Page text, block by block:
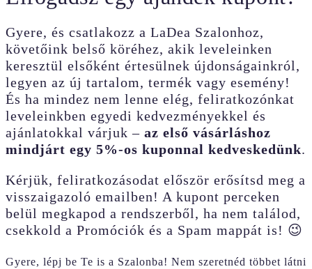
Gyere, és csatlakozz a LaDea Szalonhoz,
követőink belső köréhez, akik leveleinken
keresztül elsőként értesülnek újdonságainkról,
legyen az új tartalom, termék vagy esemény!
És ha mindez nem lenne elég, feliratkozónkat
leveleinkben egyedi kedvezményekkel és
ajánlatokkal várjuk – az első vásárláshoz
mindjárt egy 5%-os kuponnal kedveskedünk.
Kérjük, feliratkozásodat először erősítsd meg a
visszaigazoló emailben! A kupont perceken
belül megkapod a rendszerből, ha nem találod,
csekkold a Promóciók és a Spam mappát is! 😉
Gyere, lépj be Te is a Szalonba! Nem szeretnéd többet látni